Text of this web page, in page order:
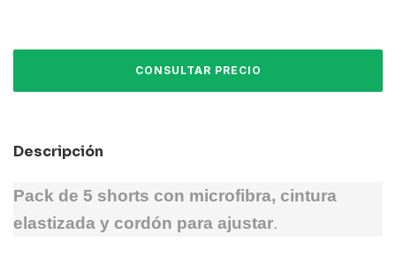
Descripción
Pack de 5 shorts con microfibra, cintura
elastizada y cordón para ajustar.